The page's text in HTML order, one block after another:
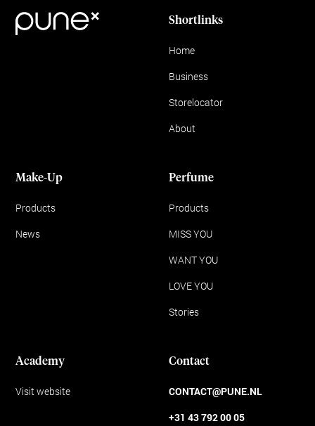
Shortlinks
Home
Business
Storelocator
About
Make-Up
Products
News
Perfume
Products
MISS YOU
WANT YOU
LOVE YOU
Stories
Academy
Visit website
Contact
CONTACT@PUNE.NL
+31 43 792 00 05